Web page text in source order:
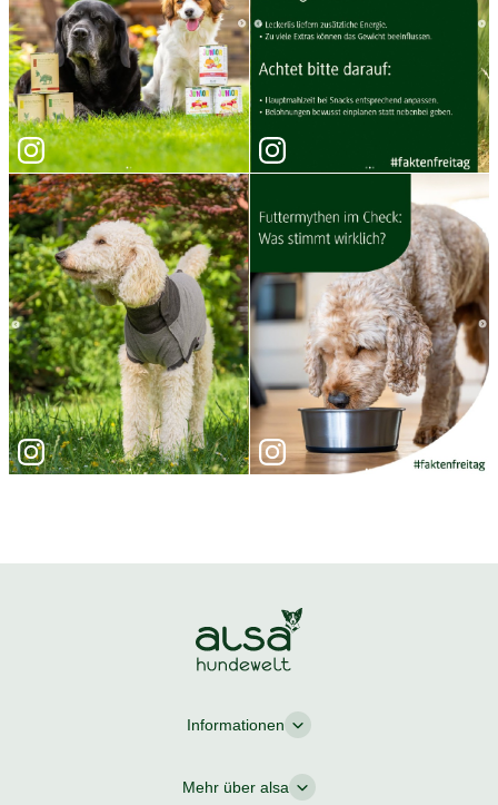
Informationen
Mehr über alsa